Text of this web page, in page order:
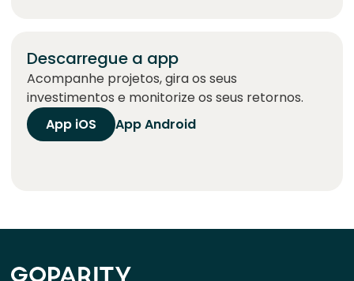
Descarregue a app
Acompanhe projetos, gira os seus
investimentos e monitorize os seus retornos.
App iOS
App Android